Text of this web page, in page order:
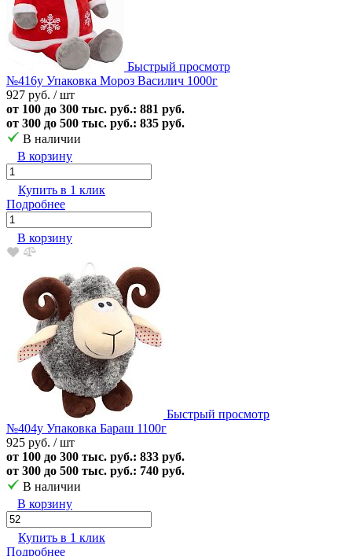
Быстрый просмотр
№416у Упаковка Мороз Василич 1000г
927 руб. / шт
от 100 до 300 тыс. руб.: 881 руб.
от 300 до 500 тыс. руб.: 835 руб.
В наличии
В корзину
Купить в 1 клик
Подробнее
В корзину
Быстрый просмотр
№404у Упаковка Бараш 1100г
925 руб. / шт
от 100 до 300 тыс. руб.: 833 руб.
от 300 до 500 тыс. руб.: 740 руб.
В наличии
В корзину
Купить в 1 клик
Подробнее